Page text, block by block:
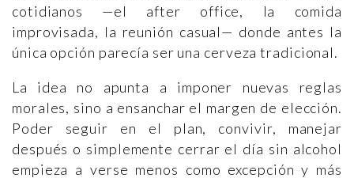
cotidianos —el after office, la comida
improvisada, la reunión casual— donde antes la
única opción parecía ser una cerveza tradicional.
La idea no apunta a imponer nuevas reglas
morales, sino a ensanchar el margen de elección.
Poder seguir en el plan, convivir, manejar
después o simplemente cerrar el día sin alcohol
empieza a verse menos como excepción y más